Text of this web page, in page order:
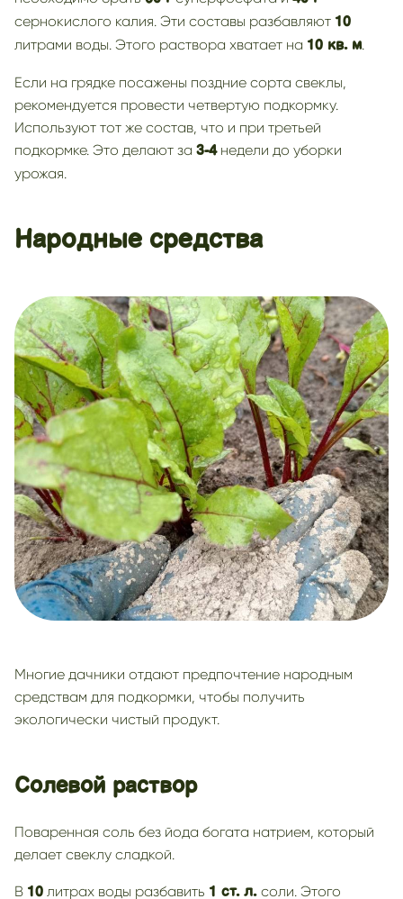
сернокислого калия. Эти составы разбавляют 10
литрами воды. Этого раствора хватает на 10 кв. м.
Если на грядке посажены поздние сорта свеклы,
рекомендуется провести четвертую подкормку.
Используют тот же состав, что и при третьей
подкормке. Это делают за 3-4недели до уборки
урожая.
Народные средства
Многие дачники отдают предпочтение народным
средствам для подкормки, чтобы получить
экологически чистый продукт.
Солевой раствор
Поваренная соль без йода богата натрием, который
делает свеклу сладкой.
В 10 литрах воды разбавить 1 ст. л. соли. Этого